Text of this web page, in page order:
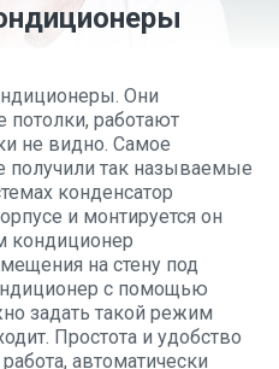
Они
работают
не видно. Самое
получили так называемые
конденсатор
и монтируется он
кондиционер
на стену под
с помощью
задать такой режим
Простота и удобство
автоматически